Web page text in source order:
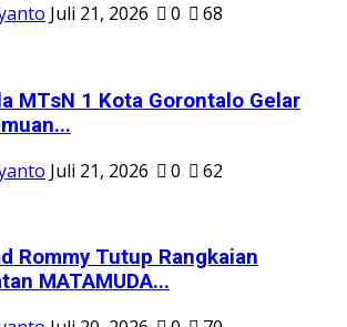
Juli 21, 2026 0 68
MTsN 1 Kota Gorontalo Gelar
Juli 21, 2026 0 62
Rommy Tutup Rangkaian
MATAMUDA...